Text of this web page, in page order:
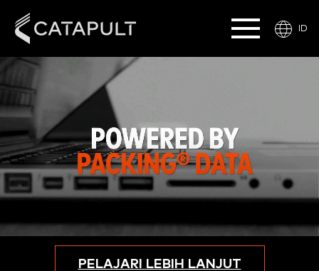
ID
PELAJARI LEBIH LANJUT